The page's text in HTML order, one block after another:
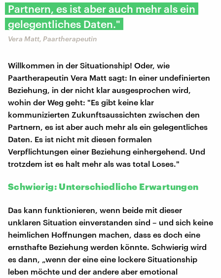
Partnern, es ist aber auch mehr als ein
gelegentliches Daten."
Vera Matt, Paartherapeutin
Willkommen in der Situationship! Oder, wie
Paartherapeutin Vera Matt sagt: In einer undefinierten
Beziehung, in der nicht klar ausgesprochen wird,
wohin der Weg geht: "Es gibt keine klar
kommunizierten Zukunftsaussichten zwischen den
Partnern, es ist aber auch mehr als ein gelegentliches
Daten. Es ist nicht mit diesen formalen
Verpflichtungen einer Beziehung einhergehend. Und
trotzdem ist es halt mehr als was total Loses."
Schwierig: Unterschiedliche Erwartungen
Das kann funktionieren, wenn beide mit dieser
unklaren Situation einverstanden sind – und sich keine
heimlichen Hoffnungen machen, dass es doch eine
ernsthafte Beziehung werden könnte. Schwierig wird
es dann, „wenn der eine eine lockere Situationship
leben möchte und der andere aber emotional